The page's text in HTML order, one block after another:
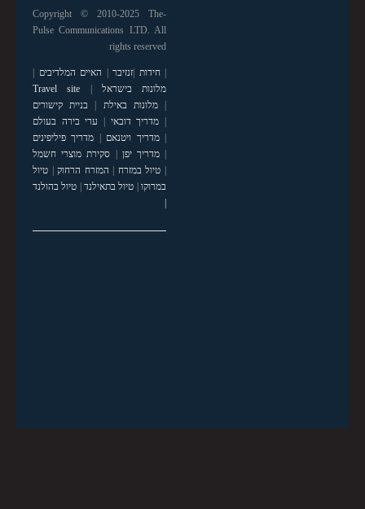
Copyright © 2010-2025 The-
Pulse Communications LTD. All
rights reserved
|חידות זנזיבר האיים המלדיבים
מלונות בישראל
Travel site
|מלונות באילת
בניית קישורים
מדריך דובאי
ערי בירה בעולם
|מדריך ויטנאם
מדריך פיליפינים
|מדריך יפן
סקירת מוצרי חשמל
טיול במזרח המזרח הרחוק| טיול
במרוקו| טיול בתאילנד| טיול בהולנד